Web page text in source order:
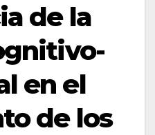
de la
en el
de los